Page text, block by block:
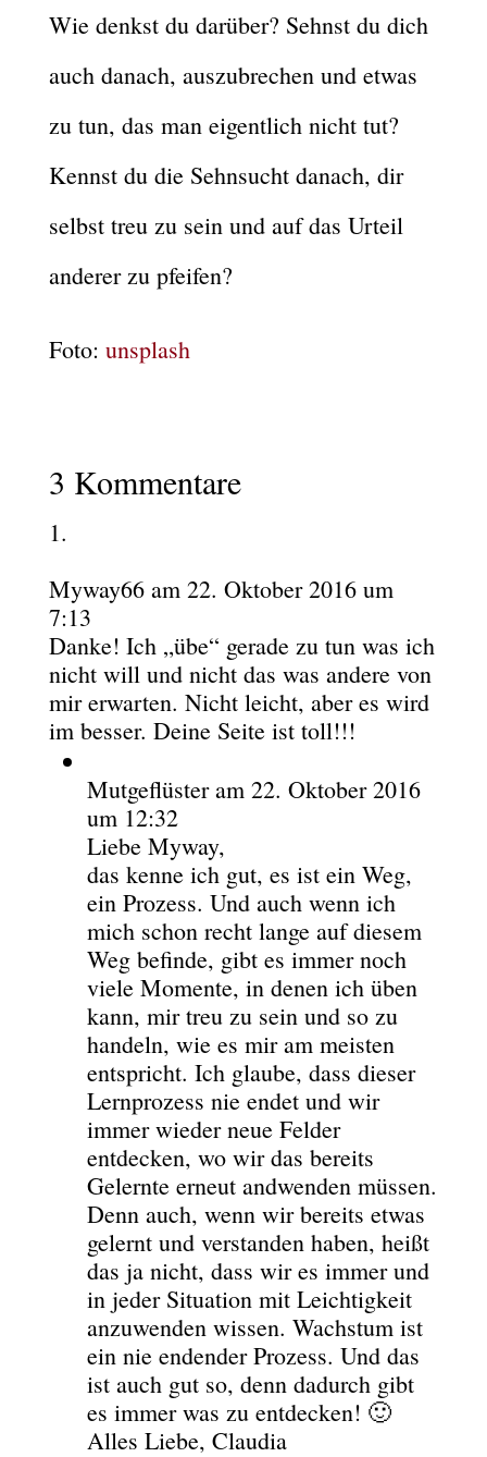
Wie denkst du darüber? Sehnst du dich
auch danach, auszubrechen und etwas
zu tun, das man eigentlich nicht tut?
Kennst du die Sehnsucht danach, dir
selbst treu zu sein und auf das Urteil
anderer zu pfeifen?
Foto: unsplash
3 Kommentare
Myway66 am 22. Oktober 2016 um
7:13
Danke! Ich „übe“ gerade zu tun was ich
nicht will und nicht das was andere von
mir erwarten. Nicht leicht, aber es wird
im besser. Deine Seite ist toll!!!
Mutgeflüster am 22. Oktober 2016
um 12:32
Liebe Myway,
das kenne ich gut, es ist ein Weg,
ein Prozess. Und auch wenn ich
mich schon recht lange auf diesem
Weg befinde, gibt es immer noch
viele Momente, in denen ich üben
kann, mir treu zu sein und so zu
handeln, wie es mir am meisten
entspricht. Ich glaube, dass dieser
Lernprozess nie endet und wir
immer wieder neue Felder
entdecken, wo wir das bereits
Gelernte erneut andwenden müssen.
Denn auch, wenn wir bereits etwas
gelernt und verstanden haben, heißt
das ja nicht, dass wir es immer und
in jeder Situation mit Leichtigkeit
anzuwenden wissen. Wachstum ist
ein nie endender Prozess. Und das
ist auch gut so, denn dadurch gibt
es immer was zu entdecken! 🙂
Alles Liebe, Claudia